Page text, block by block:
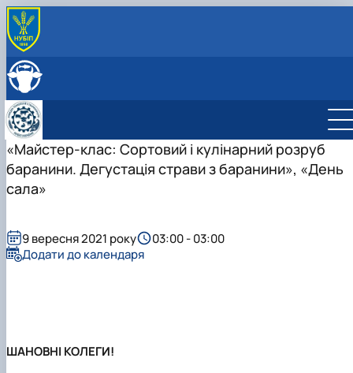
ПРО КАФЕДРУ
Співпраця з роботодавцями
Відеотур кафедрою
ОСВІТНЯ ДІЯЛЬНІСТЬ
Навчальні лабораторії
Сертифікатні курси
Фотогалерея
НАУКОВА ДІЯЛЬНІСТЬ
Наукова робота
Дорадча діяльність
Наукові гуртки
МІЖНАРОДНА ДІЯЛЬНІСТЬ
«Майстер-клас: Сортовий і кулінарний розруб
баранини. Дегустація страви з баранини», «День
сала»
ШАНОВНІ КОЛЕГИ!
9 вересня 2021 року
03:00 - 03:00
Додати до календаря